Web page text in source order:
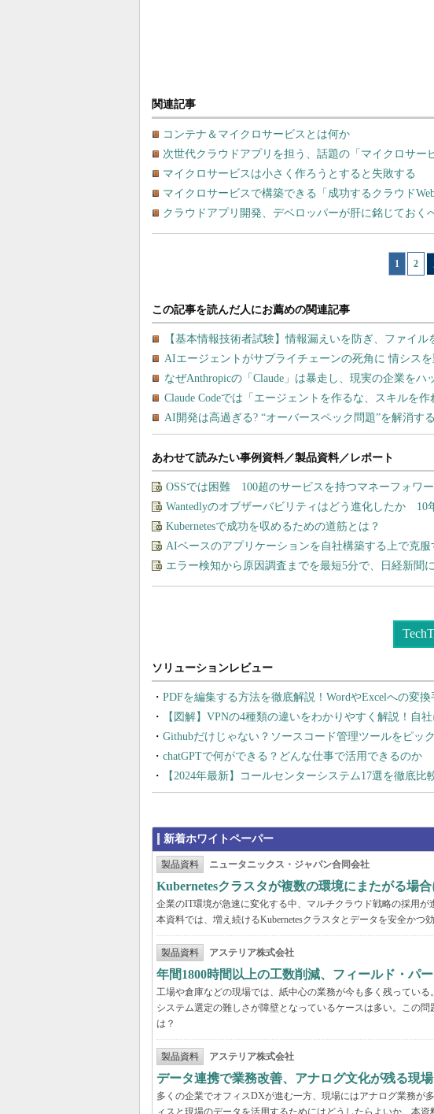
関連記事
コンテナ＆マイクロサービスとは何か
次世代クラウドアプリを担う、話題の「マイクロサー
マイクロサービスは小さく作ろうとすると失敗する
マイクロサービスで構築できる「成功するクラウド
クラウドアプリ開発、デベロッパーが肝に銘じておく
1 2
あわせて読みたい事例資料／製品資料／レポート
OSSでは困難 100超のサービスを持つマネーフォワ
Wantedlyのオブザーバビリティはどう進化したか 10
Kubernetesで成功を収めるための道筋とは？
AIベースのアプリケーションを自社構築する上で克
エラー検知から原因調査までを最短5分で、日経新聞
PDFを編集する方法を徹底解説！WordやExcelへの変
【図解】VPNの4種類の違いをわかりやすく解説！自
Githubだけじゃない？ソースコード管理ツールをピッ
chatGPTで何ができる？どんな仕事で活用できるのか
【2024年最新】コールセンターシステム17選を徹底
新着ホワイトペーパー
製品資料 ニュータニックス・ジャパン合同会社
Kubernetesクラスタが複数の環境にまたがる場
企業のIT環境が急速に変化する中、マルチクラウド戦略の採用が
本資料では、増え続けるKubernetesクラスタとデータを安全かつ
製品資料 アステリア株式会社
年間1800時間以上の工数削減、フィールド・パ
工場や倉庫などの現場では、紙中心の業務が今も多く残ってい
システム選定の難しさが障壁となっているケースは多い。この
は？
製品資料 アステリア株式会社
データ連携で業務改善、アナログ文化が残る現
多くの企業でオフィスDXが進む一方、現場にはアナログ業務が